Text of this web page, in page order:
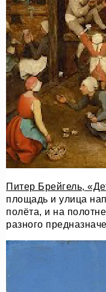
Питер Брейгель,
площадь и улица
полёта, и на
разного